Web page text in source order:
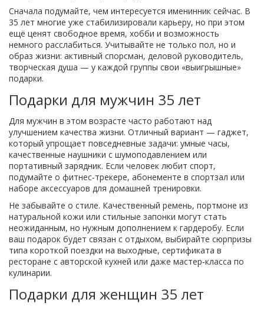
Сначала подумайте, чем интересуется именинник сейчас. В
35 лет многие уже стабилизировали карьеру, но при этом
ещё ценят свободное время, хобби и возможность
немного расслабиться. Учитывайте не только пол, но и
образ жизни: активный спорсман, деловой руководитель,
творческая душа — у каждой группы свои «выигрышные»
подарки.
Подарки для мужчин 35 лет
Для мужчин в этом возрасте часто работают над
улучшением качества жизни. Отличный вариант — гаджет,
который упрощает повседневные задачи: умные часы,
качественные наушники с шумоподавлением или
портативный зарядник. Если человек любит спорт,
подумайте о фитнес‑трекере, абонементе в спортзал или
наборе аксессуаров для домашней тренировки.
Не забывайте о стиле. Качественный ремень, портмоне из
натуральной кожи или стильные запонки могут стать
неожиданным, но нужным дополнением к гардеробу. Если
ваш подарок будет связан с отдыхом, выбирайте сюрпризы
типа короткой поездки на выходные, сертификата в
ресторане с авторской кухней или даже мастер‑класса по
кулинарии.
Подарки для женщин 35 лет